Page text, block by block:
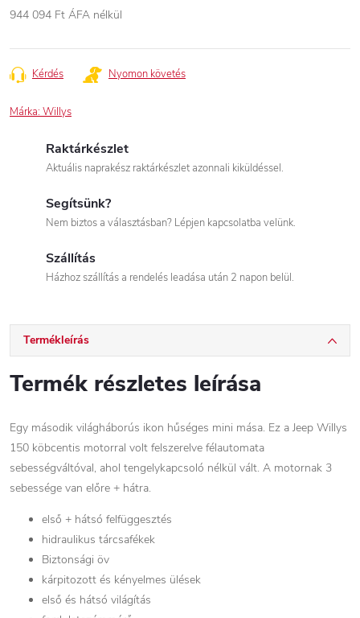
944 094 Ft ÁFA nélkül
Kérdés Nyomon követés
Márka: Willys
Raktárkészlet
Aktuális naprakész raktárkészlet azonnali kiküldéssel.
Segítsünk?
Nem biztos a választásban? Lépjen kapcsolatba velünk.
Szállítás
Házhoz szállítás a rendelés leadása után 2 napon belül.
Termékleírás
Termék részletes leírása
Egy második világháborús ikon hűséges mini mása. Ez a Jeep Willys
150 köbcentis motorral volt felszerelve félautomata
sebességváltóval, ahol tengelykapcsoló nélkül vált. A motornak 3
sebessége van előre + hátra.
első + hátsó felfüggesztés
hidraulikus tárcsafékek
Biztonsági öv
kárpitozott és kényelmes ülések
első és hátsó világítás